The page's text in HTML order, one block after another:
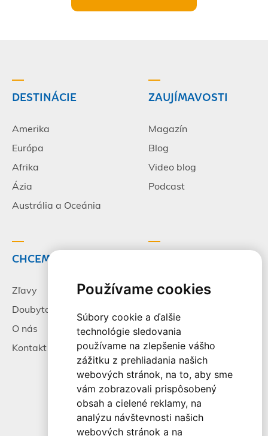
Používame cookies
Súbory cookie a ďalšie
technológie sledovania
používame na zlepšenie vášho
zážitku z prehliadania našich
webových stránok, na to, aby sme
vám zobrazovali prispôsobený
obsah a cielené reklamy, na
analýzu návštevnosti našich
webových stránok a na
DESTINÁCIE
Amerika
Európa
Afrika
Ázia
Austrália a Oceánia
ZAUJÍMAVOSTI
Magazín
Blog
Video blog
Podcast
CHCEM CESTOVAŤ
Zľavy
Doubytovanie
O nás
Kontakt
Pracovné príležitosti
Všeobecné zmluvné
podmienky
Alternatívne riešenie
sporov
Spracovanie osobných
údajov